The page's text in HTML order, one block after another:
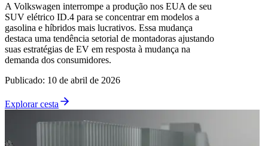
A Volkswagen interrompe a produção nos EUA de seu
SUV elétrico ID.4 para se concentrar em modelos a
gasolina e híbridos mais lucrativos. Essa mudança
destaca uma tendência setorial de montadoras ajustando
suas estratégias de EV em resposta à mudança na
demanda dos consumidores.
Publicado: 10 de abril de 2026
Explorar cesta